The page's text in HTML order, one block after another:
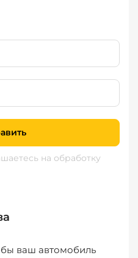
на обработку
ваш автомобиль